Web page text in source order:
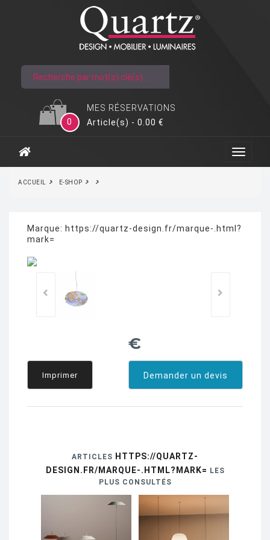
MES RÉSERVATIONS
0
Article(s) - 0.00 €
ACCUEIL E-SHOP
Marque: https://quartz-design.fr/marque-.html?
mark=
€
Demander un devis
Imprimer
ARTICLES HTTPS://QUARTZ-
DESIGN.FR/MARQUE-.HTML?MARK= LES
PLUS CONSULTÉS